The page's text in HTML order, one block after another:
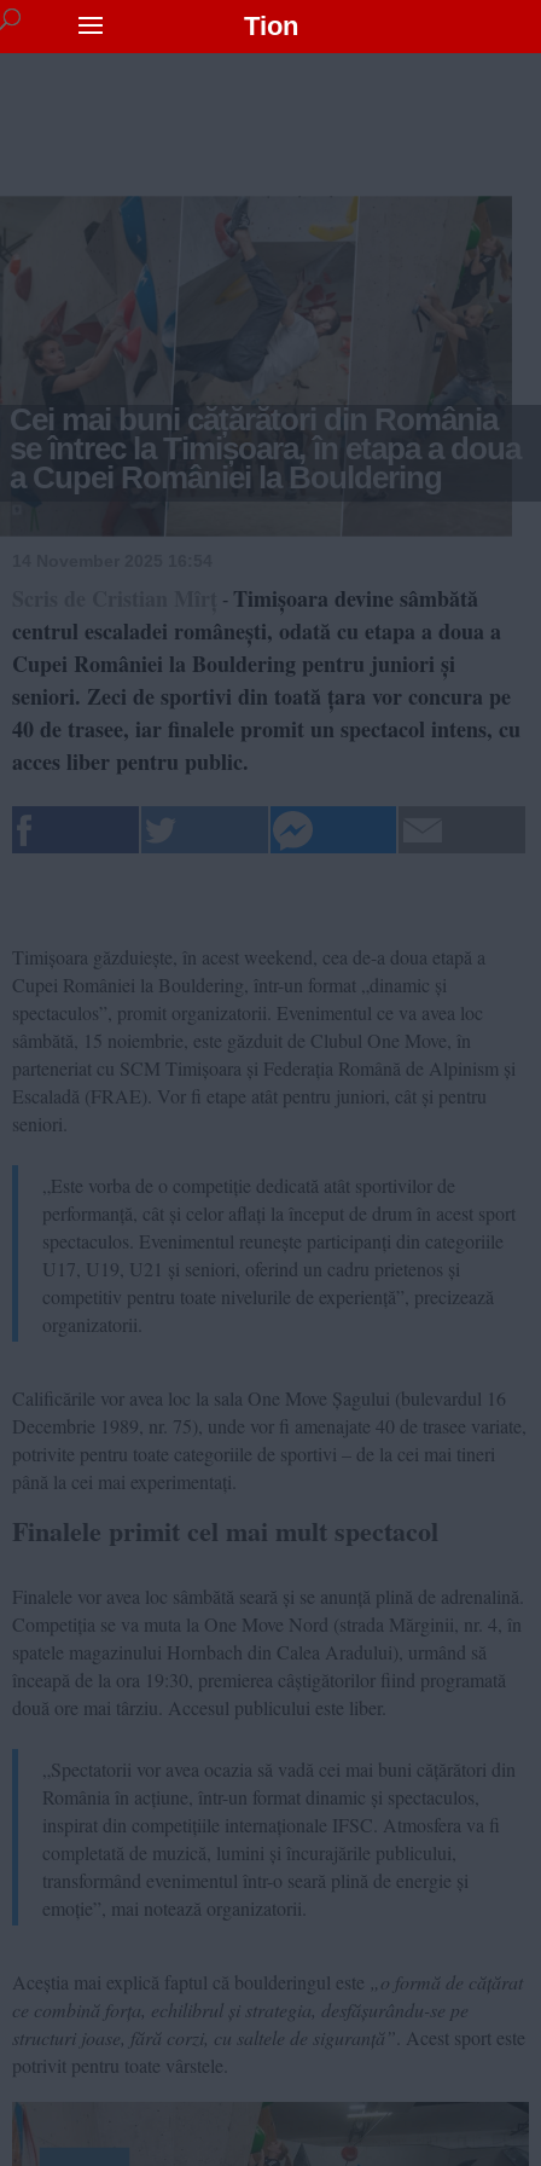
Tion
Cei mai buni cățărători din România
se întrec la Timișoara, în etapa a doua
a Cupei României la Bouldering
- Timișoara devine sâmbătă
centrul escaladei românești, odată cu etapa a doua a
Cupei României la Bouldering pentru juniori și
seniori. Zeci de sportivi din toată țara vor concura pe
40 de trasee, iar finalele promit un spectacol intens, cu
acces liber pentru public.
Timișoara găzduiește, în acest weekend, cea de-a doua etapă a
Cupei României la Bouldering, într-un format „dinamic și
spectaculos”, promit organizatorii. Evenimentul ce va avea loc
sâmbătă, 15 noiembrie, este găzduit de Clubul One Move, în
parteneriat cu SCM Timișoara și Federația Română de Alpinism și
Escaladă (FRAE). Vor fi etape atât pentru juniori, cât și pentru
seniori.
„Este vorba de o competiție dedicată atât sportivilor de
performanță, cât și celor aflați la început de drum în acest sport
spectaculos. Evenimentul reunește participanți din categoriile
U17, U19, U21 și seniori, oferind un cadru prietenos și
competitiv pentru toate nivelurile de experiență”, precizează
organizatorii.
Calificările vor avea loc la sala One Move Șagului (bulevardul 16
Decembrie 1989, nr. 75), unde vor fi amenajate 40 de trasee variate,
potrivite pentru toate categoriile de sportivi – de la cei mai tineri
până la cei mai experimentați.
Finalele primit cel mai mult spectacol
Finalele vor avea loc sâmbătă seară și se anunță plină de adrenalină.
Competiția se va muta la One Move Nord (strada Mărginii, nr. 4, în
spatele magazinului Hornbach din Calea Aradului), urmând să
înceapă de la ora 19:30, premierea câștigătorilor fiind programată
două ore mai târziu. Accesul publicului este liber.
„Spectatorii vor avea ocazia să vadă cei mai buni cățărători din
România în acțiune, într-un format dinamic și spectaculos,
inspirat din competițiile internaționale IFSC. Atmosfera va fi
completată de muzică, lumini și încurajările publicului,
transformând evenimentul într-o seară plină de energie și
emoție”, mai notează organizatorii.
Aceștia mai explică faptul că boulderingul este „o formă de cățărat
ce combină forța, echilibrul și strategia, desfășurându-se pe
structuri joase, fără corzi, cu saltele de siguranță” . Acest sport este
potrivit pentru toate vârstele.